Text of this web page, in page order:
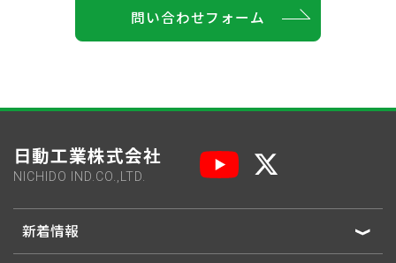
問い合わせフォーム
日動工業株式会社
NICHIDO IND.CO.,LTD.
新着情報